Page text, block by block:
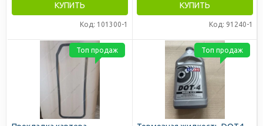
КУПИТЬ
Код: 101300-1
КУПИТЬ
Код: 91240-1
Топ продаж Топ продаж